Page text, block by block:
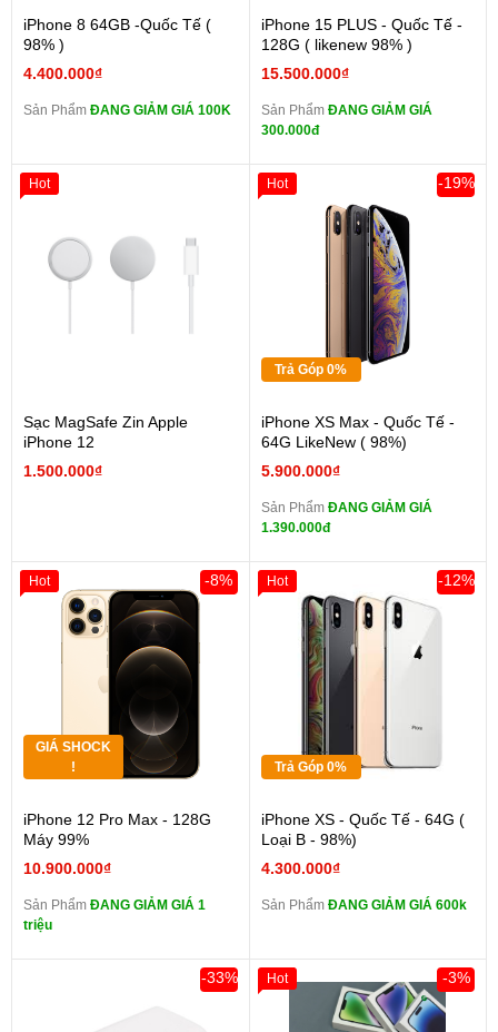
iPhone 8 64GB -Quốc Tế (
98% )
4.400.000₫
Sản Phẩm ĐANG GIẢM GIÁ 100K
iPhone 15 PLUS - Quốc Tế -
128G ( likenew 98% )
15.500.000₫
Sản Phẩm ĐANG GIẢM GIÁ
300.000đ
Sạc MagSafe Zin Apple
iPhone 12
1.500.000₫
Hot
Trả Góp 0%
iPhone XS Max - Quốc Tế -
64G LikeNew ( 98%)
5.900.000₫
-19%
Sản Phẩm ĐANG GIẢM GIÁ
1.390.000đ
Hot
GIÁ SHOCK
!
iPhone 12 Pro Max - 128G
Máy 99%
10.900.000₫
-8%
Sản Phẩm ĐANG GIẢM GIÁ 1
triệu
Hot
Trả Góp 0%
iPhone XS - Quốc Tế - 64G (
Loại B - 98%)
4.300.000₫
-12%
Sản Phẩm ĐANG GIẢM GIÁ 600k
Hot
-33% -3%
Hot